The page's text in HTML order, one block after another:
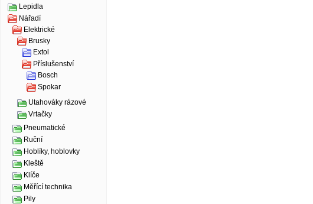
Lepidla
Nářadí
Elektrické
Brusky
Extol
Příslušenství
Bosch
Spokar
Utahováky rázové
Vrtačky
Pneumatické
Ruční
Hoblíky, hoblovky
Kleště
Klíče
Měřící technika
Pily